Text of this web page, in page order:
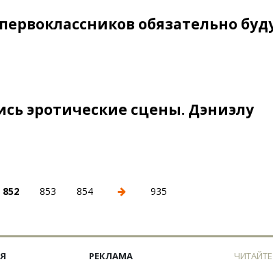
обязательно
эротические сцены. Дэниэлу
852 853 854 935
РЕКЛАМА